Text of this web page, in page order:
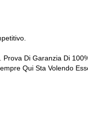
Di Garanzia Di
Qui Sta Volendo